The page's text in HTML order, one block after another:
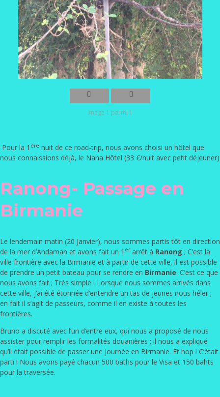
Image 1 parmi 1
Pour la 1 ère nuit de ce road-trip, nous avons choisi un hôtel que
nous connaissions déjà, le Nana Hôtel (33 €/nuit avec petit déjeuner)
Ranong- Passage en
Birmanie
Le lendemain matin (20 Janvier), nous sommes partis tôt en direction
de la mer d’Andaman et avons fait un 1 erarrêt à Ranong ; C’est la
ville frontière avec la Birmanie et à partir de cette ville, il est possible
de prendre un petit bateau pour se rendre en Birmanie. C’est ce que
nous avons fait ; Très simple ! Lorsque nous sommes arrivés dans
cette ville, j’ai été étonnée d’entendre un tas de jeunes nous héler ;
en fait il s’agit de passeurs, comme il en existe à toutes les
frontières.
Bruno a discuté avec l’un d’entre eux, qui nous a proposé de nous
assister pour remplir les formalités douanières ; il nous a expliqué
qu’il était possible de passer une journée en Birmanie. Et hop ! C’était
parti ! Nous avons payé chacun 500 baths pour le Visa et 150 bahts
pour la traversée.